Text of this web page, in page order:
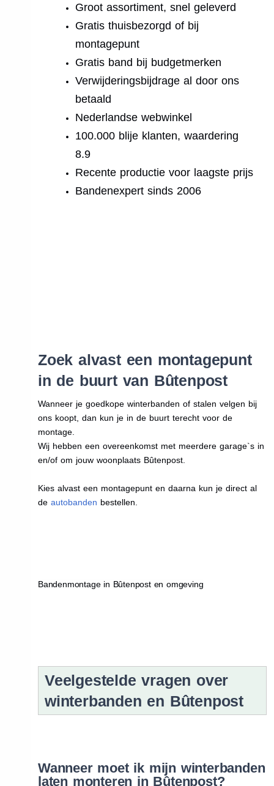
Groot assortiment, snel geleverd
Gratis thuisbezorgd of bij
montagepunt
Gratis band bij budgetmerken
Verwijderingsbijdrage al door ons
betaald
Nederlandse webwinkel
100.000 blije klanten, waardering
8.9
Recente productie voor laagste prijs
Bandenexpert sinds 2006
Zoek alvast een montagepunt
in de buurt van Bûtenpost
Wanneer je goedkope winterbanden of stalen velgen bij
ons koopt, dan kun je in de buurt terecht voor de
montage.
Wij hebben een overeenkomst met meerdere garage`s in
en/of om jouw woonplaats Bûtenpost.
Kies alvast een montagepunt en daarna kun je direct al
de autobanden bestellen.
Bandenmontage in Bûtenpost en omgeving
Veelgestelde vragen over
winterbanden en Bûtenpost
Wanneer moet ik mijn winterbanden
laten monteren in Bûtenpost?